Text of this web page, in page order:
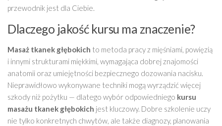
przewodnik jest dla Ciebie.
Dlaczego jakość kursu ma znaczenie?
Masaż tkanek głębokich to metoda pracy z mięśniami, powięzią
i innymi strukturami miękkimi, wymagająca dobrej znajomości
anatomii oraz umiejętności bezpiecznego dozowania nacisku.
Nieprawidłowo wykonywane techniki mogą wyrządzić więcej
szkody niż pożytku — dlatego wybór odpowiedniego kursu
masażu tkanek głębokich jest kluczowy. Dobre szkolenie uczy
nie tylko konkretnych chwytów, ale także diagnozy, planowania